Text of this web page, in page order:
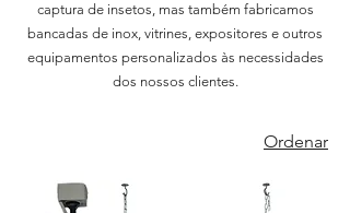
captura de insetos, mas também fabricamos
bancadas de inox, vitrines, expositores e outros
equipamentos personalizados às necessidades
dos nossos clientes.
Ordenar